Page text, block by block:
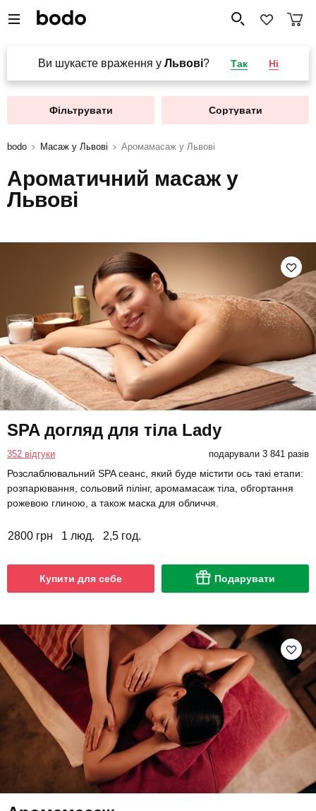
Ви шукаєте враження у Львові? Так Ні
Фільтрувати Сортувати
bodo Масаж у Львові Аромамасаж у Львові
Ароматичний масаж у
Львові
SPA догляд для тіла Lady
352 відгуки подарували 3 841 разів
Розслаблювальний SPA сеанс, який буде містити ось такі етапи:
розпарювання, сольовий пілінг, аромамасаж тіла, обгортання
рожевою глиною, а також маска для обличчя.
2800 грн 1 люд. 2,5 год.
Купити для себе Подарувати